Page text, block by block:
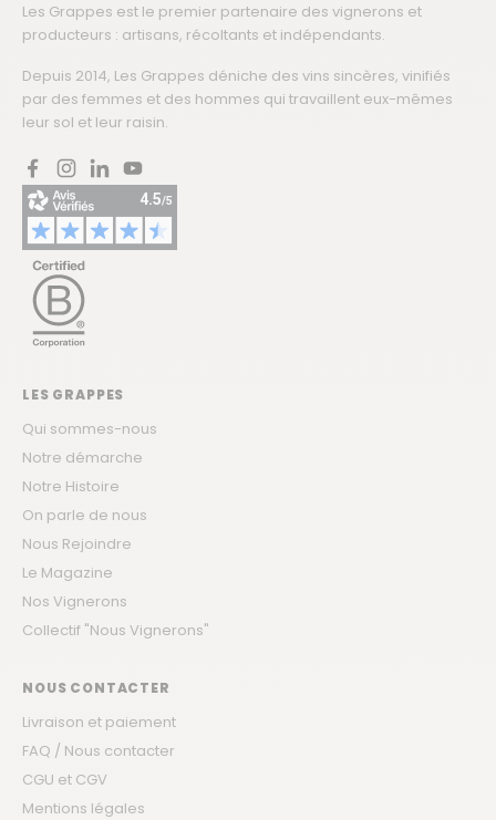
Les Grappes est le premier partenaire des vignerons et
producteurs : artisans, récoltants et indépendants.
Depuis 2014, Les Grappes déniche des vins sincères, vinifiés
par des femmes et des hommes qui travaillent eux-mêmes
leur sol et leur raisin.
FacebookInstagram
LinkedInYouTube
LES GRAPPES
Qui sommes-nous
Notre démarche
Notre Histoire
On parle de nous
Nous Rejoindre
Le Magazine
Nos Vignerons
Collectif "Nous Vignerons"
NOUS CONTACTER
Livraison et paiement
FAQ / Nous contacter
CGU et CGV
Mentions légales